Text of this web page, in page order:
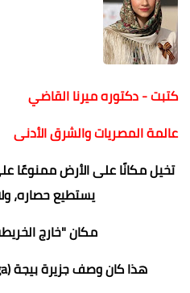
كتبت - دكتوره ميرنا القاضي
عالمة المصريات والشرق الأدنى
تخيل مكانًا على الأرض ممنوعًا
يستطيع حصاره،
مكان "خارج
هذا كان وصف جزيرة بيجة (Biga) عند المصري القديم.